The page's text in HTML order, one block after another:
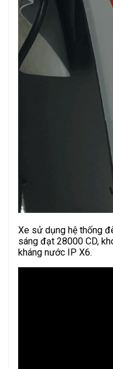
Xe sử dụng hệ thống
sáng đạt 28000 CD,
kháng nước IP X6.